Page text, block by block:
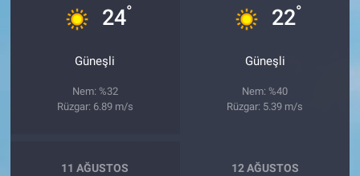
24°
Güneşli
Nem: %32
Rüzgar: 6.89 m/s
22°
Güneşli
Nem: %40
Rüzgar: 5.39 m/s
11 AĞUSTOS 12 AĞUSTOS